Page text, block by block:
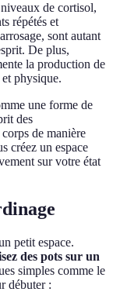
de cortisol,
répétés et
sont autant
De plus,
la production de
physique.
une forme de
des
de manière
créez un espace
sur votre état
petit espace.
des pots sur un
simples comme le
débuter :